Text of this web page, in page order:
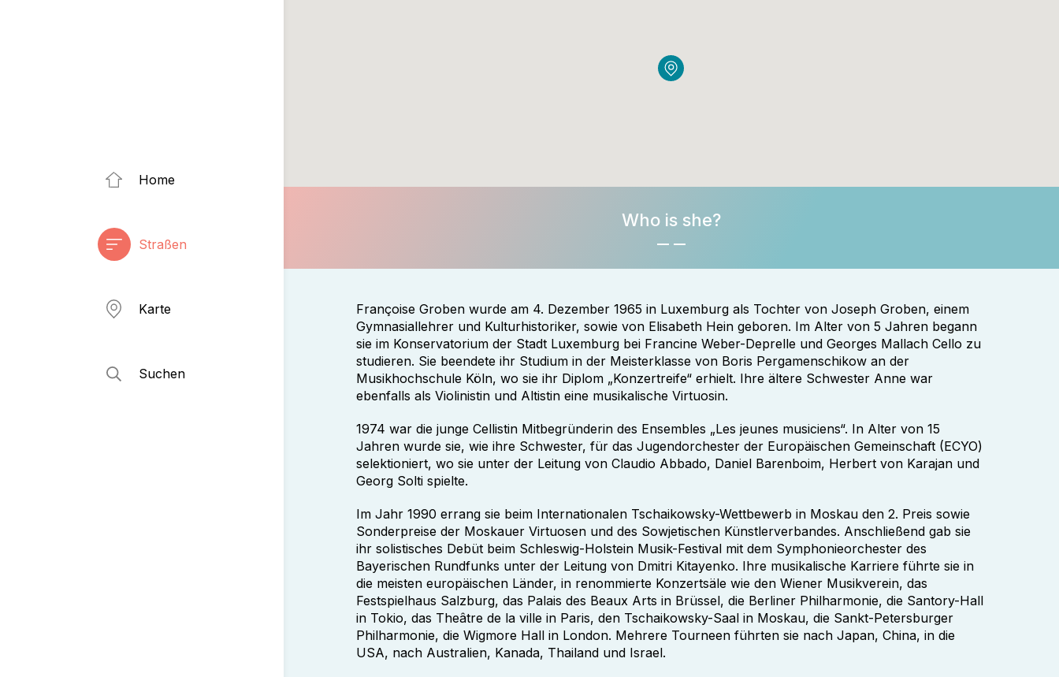
Home
Straßen
Karte
Suchen
Who is she?
Françoise Groben wurde am 4. Dezember 1965 in Luxemburg als Tochter von Joseph Groben, einem
Gymnasiallehrer und Kulturhistoriker, sowie von Elisabeth Hein geboren. Im Alter von 5 Jahren begann
sie im Konservatorium der Stadt Luxemburg bei Francine Weber-Deprelle und Georges Mallach Cello zu
studieren. Sie beendete ihr Studium in der Meisterklasse von Boris Pergamenschikow an der
Musikhochschule Köln, wo sie ihr Diplom „Konzertreife“ erhielt. Ihre ältere Schwester Anne war
ebenfalls als Violinistin und Altistin eine musikalische Virtuosin.
1974 war die junge Cellistin Mitbegründerin des Ensembles „Les jeunes musiciens“. In Alter von 15
Jahren wurde sie, wie ihre Schwester, für das Jugendorchester der Europäischen Gemeinschaft (ECYO)
selektioniert, wo sie unter der Leitung von Claudio Abbado, Daniel Barenboim, Herbert von Karajan und
Georg Solti spielte.
Im Jahr 1990 errang sie beim Internationalen Tschaikowsky-Wettbewerb in Moskau den 2. Preis sowie
Sonderpreise der Moskauer Virtuosen und des Sowjetischen Künstlerverbandes. Anschließend gab sie
ihr solistisches Debüt beim Schleswig-Holstein Musik-Festival mit dem Symphonieorchester des
Bayerischen Rundfunks unter der Leitung von Dmitri Kitayenko. Ihre musikalische Karriere führte sie in
die meisten europäischen Länder, in renommierte Konzertsäle wie den Wiener Musikverein, das
Festspielhaus Salzburg, das Palais des Beaux Arts in Brüssel, die Berliner Philharmonie, die Santory-Hall
in Tokio, das Theâtre de la ville in Paris, den Tschaikowsky-Saal in Moskau, die Sankt-Petersburger
Philharmonie, die Wigmore Hall in London. Mehrere Tourneen führten sie nach Japan, China, in die
USA, nach Australien, Kanada, Thailand und Israel.